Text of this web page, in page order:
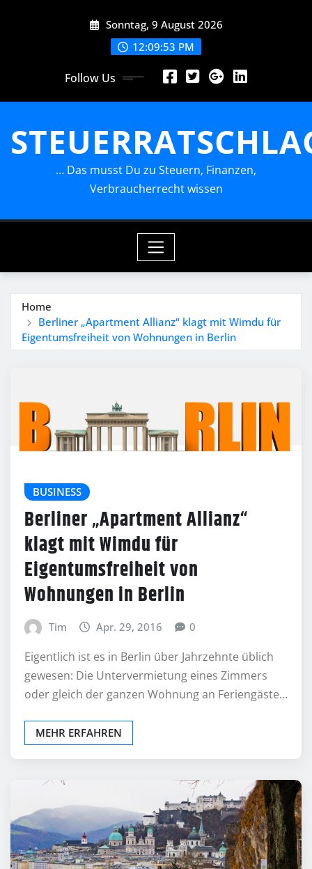
Sonntag, 9 August 2026
12:09:55 PM
Follow Us
… Das musst Du zu Steuern, Finanzen,
Verbraucherrecht wissen
Home
Berliner „Apartment Allianz“ klagt mit Wimdu für
Eigentumsfreiheit von Wohnungen in Berlin
BUSINESS
Berliner „Apartment Allianz“
klagt mit Wimdu für
Eigentumsfreiheit von
Wohnungen in Berlin
Tim Apr. 29, 2016 0
Eigentlich ist es in Berlin über Jahrzehnte üblich
gewesen: Die Untervermietung eines Zimmers
oder gleich der ganzen Wohnung an Feriengäste…
MEHR ERFAHREN